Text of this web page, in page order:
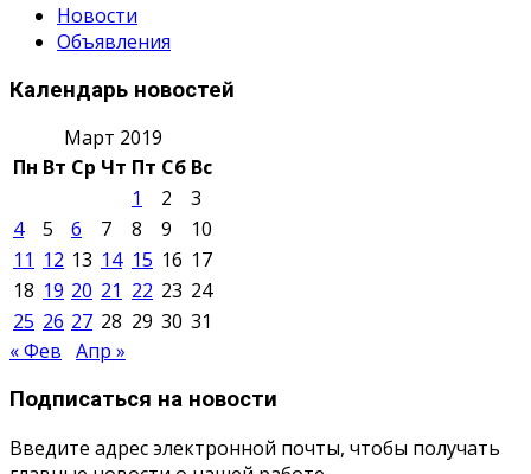
Новости
Объявления
Календарь новостей
Март 2019
Пн Вт Ср Чт Пт Сб Вс
1
2
3
4
5 6 7 8 9
10
11 12 13 14 15 16 17
18 19 20 21 22 23 24
25 26 27 28 29 30 31
« Фев Апр »
Подписаться на новости
Введите адрес электронной почты, чтобы получать